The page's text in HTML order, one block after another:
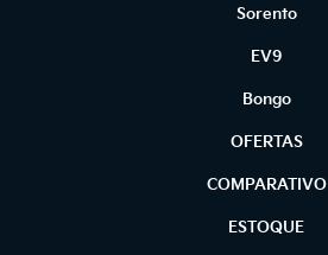
Sorento
EV9
Bongo
OFERTAS
COMPARATIVO
ESTOQUE